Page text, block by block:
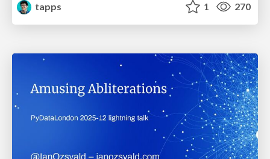
tapps
1 270